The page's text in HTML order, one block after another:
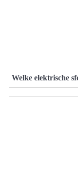
Welke elektrische